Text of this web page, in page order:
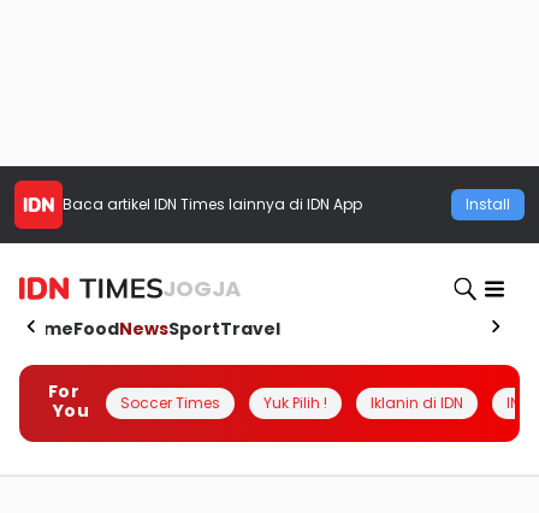
Baca artikel IDN Times lainnya di IDN App Install
JOGJA
HomeFoodNewsSportTravel
For
You
Soccer Times Yuk Pilih ! Iklanin di IDN